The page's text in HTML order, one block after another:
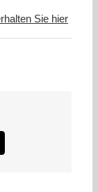
Sie hier